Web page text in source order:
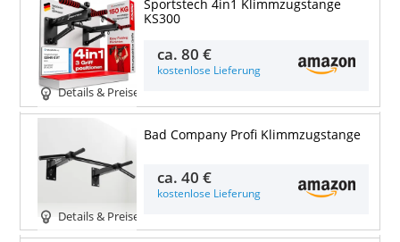
Details & Preise
Sportstech 4in1 Klimmzugstange
KS300
ca.80 €
kostenlose Lieferung
Details & Preise
Bad Company Profi Klimmzugstange
ca.40 €
kostenlose Lieferung